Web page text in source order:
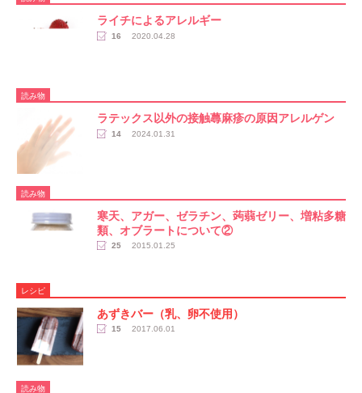
ライチによるアレルギー
16 2020.04.28
読み物
ラテックス以外の接触蕁麻疹の原因アレルゲン
14 2024.01.31
読み物
寒天、アガー、ゼラチン、蒟蒻ゼリー、増粘多糖
類、オブラートについて②
25 2015.01.25
レシピ
あずきバー（乳、卵不使用）
15 2017.06.01
読み物